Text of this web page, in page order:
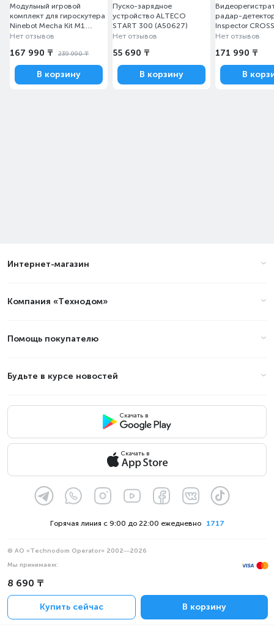
Модульный игровой
комплект для гироскутера
Ninebot Mecha Kit M1
Серый
Нет отзывов
167 990 ₸ 239 990 ₸
В корзину
Пуско-зарядное
устройство ALTECO
START 300 (A50627)
Нет отзывов
55 690 ₸
В корзину
радар-
Inspector CROSS
Нет отзывов
171 990 ₸
В
8 690 ₸
Купить сейчас В корзину
Интернет-магазин
Компания «Технодом»
Помощь покупателю
Будьте в курсе новостей
Скачать в
Скачать в
1717
Горячая линия с 9:00 до 22:00 ежедневно
© АО «Technodom Operator» 2002—2026
Мы принимаем:
Официальное уведомление